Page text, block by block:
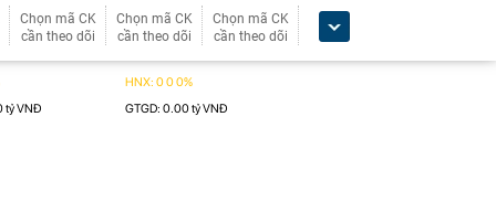
Chọn mã CK
cần theo dõi
Chọn mã CK
cần theo dõi
Chọn mã CK
cần theo dõi